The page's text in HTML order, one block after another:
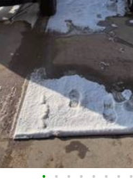
• • • • • • • •